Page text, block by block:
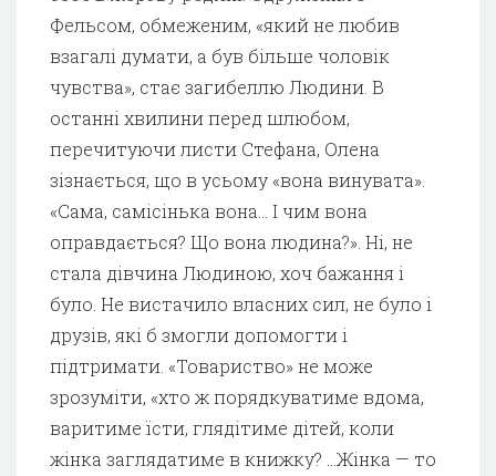
Фельсом, обмеженим, «який не любив
взагалі думати, а був більше чоловік
чувства», стає загибеллю Людини. В
останні хвилини перед шлюбом,
перечитуючи листи Стефана, Олена
зізнається, що в усьому «вона винувата».
«Сама, самісінька вона… І чим вона
оправдається? Що вона людина?». Ні, не
стала дівчина Людиною, хоч бажання і
було. Не вистачило власних сил, не було і
друзів, які б змогли допомогти і
підтримати. «Товариство» не може
зрозуміти, «хто ж порядкуватиме вдома,
варитиме їсти, глядітиме дітей, коли
жінка заглядатиме в книжку? …Жінка — то